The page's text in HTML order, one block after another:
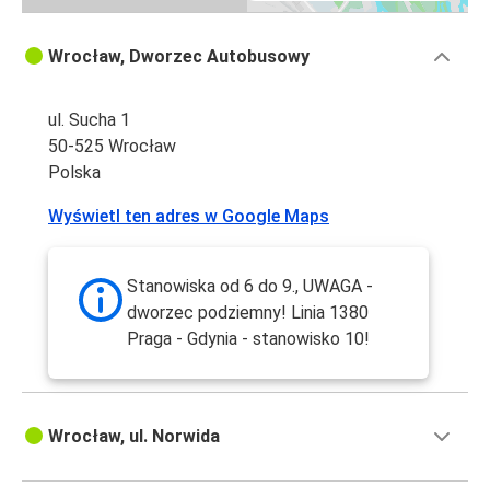
Wrocław, Dworzec Autobusowy
ul. Sucha 1
50-525 Wrocław
Polska
Wyświetl ten adres w Google Maps
Stanowiska od 6 do 9., UWAGA -
dworzec podziemny! Linia 1380
Praga - Gdynia - stanowisko 10!
Wrocław, ul. Norwida